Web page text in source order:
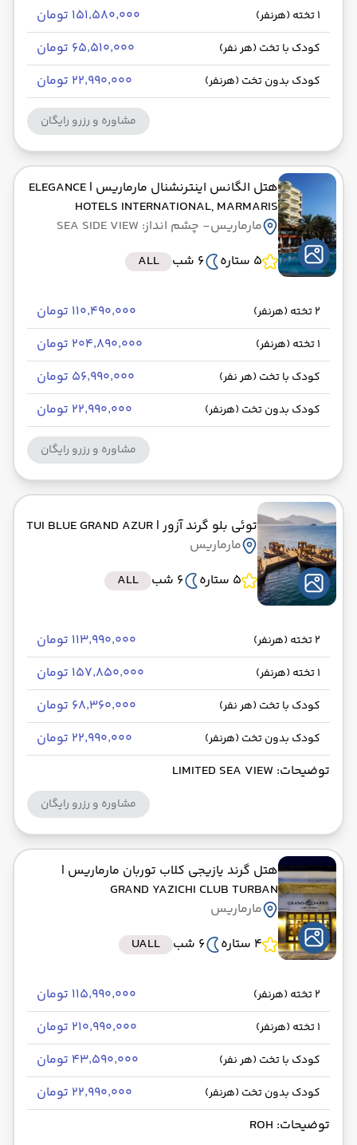
1 تخته (هرنفر) ۱۵۱٬۵۸۰٬۰۰۰ تومان
کودک با تخت (هر نفر) ۶۵٬۵۱۰٬۰۰۰ تومان
کودک بدون تخت (هرنفر) ۲۲٬۹۹۰٬۰۰۰ تومان
مشاوره و رزرو رایگان
هتل الگانس اینترنشنال مارماریس | ELEGANCE
HOTELS INTERNATIONAL, MARMARIS
مارماریس- چشم انداز: SEA SIDE VIEW
5 ستاره
6 شب ALL
2 تخته (هرنفر) ۱۱۰٬۴۹۰٬۰۰۰ تومان
1 تخته (هرنفر) ۲۰۴٬۸۹۰٬۰۰۰ تومان
کودک با تخت (هر نفر) ۵۶٬۹۹۰٬۰۰۰ تومان
کودک بدون تخت (هرنفر) ۲۲٬۹۹۰٬۰۰۰ تومان
مشاوره و رزرو رایگان
توئی بلو گرند آزور| TUI BLUE GRAND AZUR
مارماریس
5 ستاره
6 شب ALL
2 تخته (هرنفر) ۱۱۳٬۹۹۰٬۰۰۰ تومان
1 تخته (هرنفر) ۱۵۷٬۸۵۰٬۰۰۰ تومان
کودک با تخت (هر نفر) ۶۸٬۳۶۰٬۰۰۰ تومان
کودک بدون تخت (هرنفر)
۲۲٬۹۹۰٬۰۰۰ تومان
توضیحات: LIMITED SEA VIEW
مشاوره و رزرو رایگان
هتل گرند یازیجی کلاب توربان مارماریس |
GRAND YAZICHI CLUB TURBAN
مارماریس
4 ستاره
6 شب UALL
2 تخته (هرنفر) ۱۱۵٬۹۹۰٬۰۰۰ تومان
1 تخته (هرنفر) ۲۱۰٬۹۹۰٬۰۰۰ تومان
کودک با تخت (هر نفر) ۴۳٬۵۹۰٬۰۰۰ تومان
کودک بدون تخت (هرنفر)
۲۲٬۹۹۰٬۰۰۰ تومان
توضیحات: ROH